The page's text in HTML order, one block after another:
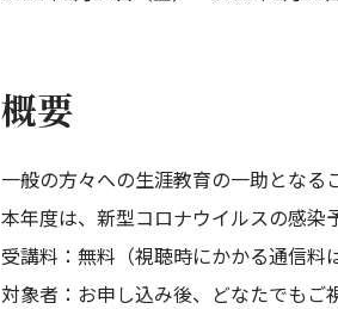
概要
一般の方々への生涯教育の一助となる
本年度は、新型コロナウイルスの感染
受講料：無料（視聴時にかかる通信料
対象者：お申し込み後、どなたでもご